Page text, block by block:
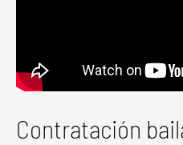
Contratación